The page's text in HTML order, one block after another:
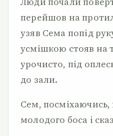
перейшов на
узяв Сема попід
усмішкою стояв на
урочисто, під
до зали.
Сем, посміхаючись,
молодого боса і